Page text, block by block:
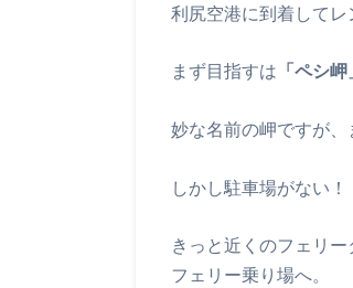
利尻空港に到着してレ
まず目指すは 「ペシ岬
妙な名前の岬ですが、
しかし駐車場がない！
きっと近くのフェリ
フェリー乗り場へ。